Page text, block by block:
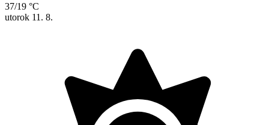
37/19 °C
utorok 11. 8.